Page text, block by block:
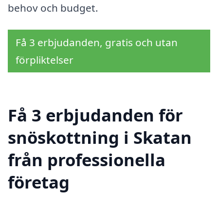
behov och budget.
Få 3 erbjudanden, gratis och utan
förpliktelser
Få 3 erbjudanden för
snöskottning i Skatan
från professionella
företag